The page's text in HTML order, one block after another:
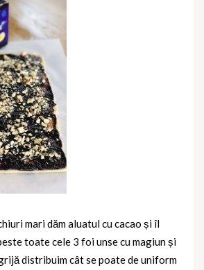
mari dăm aluatul cu cacao și îl
toate cele 3 foi unse cu magiun și
distribuim cât se poate de uniform